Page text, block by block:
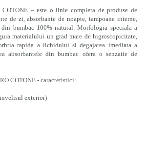
– este o linie completa de produse de
de zi, absorbante de noapte, tampoane interne,
bumbac 100% natural. Morfologia speciala a
materialului un grad mare de higroscopicitate,
rapida a lichidului si degajarea imediata a
absorbantele din bumbac ofera o senzatie de
COTONE - caracteristici:
exterior)